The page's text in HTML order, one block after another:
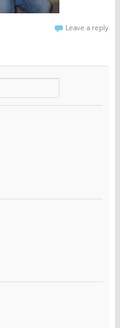
Leave a reply